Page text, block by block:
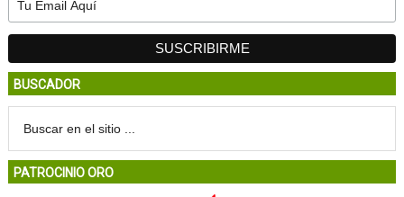
BUSCADOR
PATROCINIO ORO